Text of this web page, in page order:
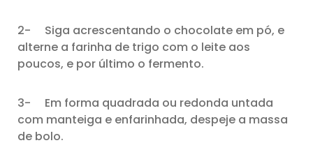
2- Siga acrescentando o chocolate em pó, e
alterne a farinha de trigo com o leite aos
poucos, e por último o fermento.
3- Em forma quadrada ou redonda untada
com manteiga e enfarinhada, despeje a massa
de bolo.